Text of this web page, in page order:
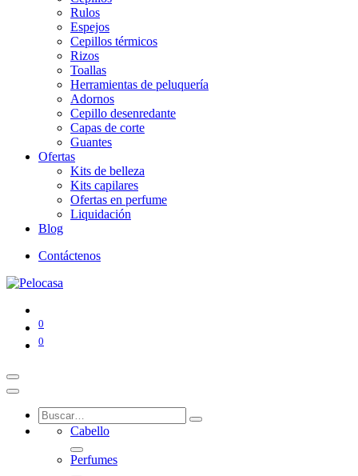
Rulos
Espejos
Cepillos térmicos
Rizos
Toallas
Herramientas de peluquería
Adornos
Cepillo desenredante
Capas de corte
Guantes
Ofertas
Kits de belleza
Kits capilares
Ofertas en perfume
Liquidación
Blog
Contáctenos
0
0
Cabello
Perfumes